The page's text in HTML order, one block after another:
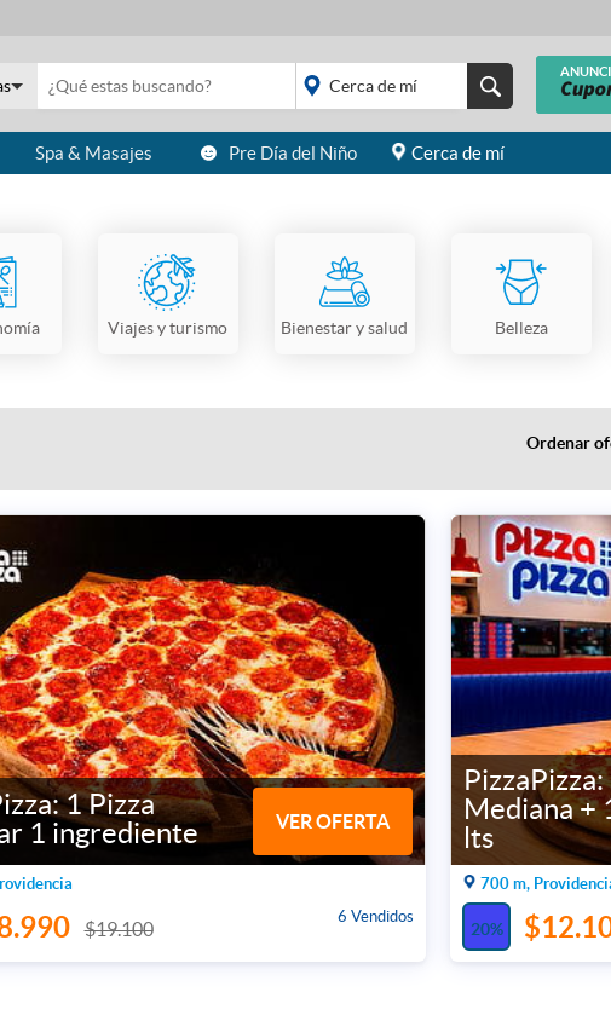
placeholder="Todo el
Spa & Masajes Pre Día del Niño Cerca de mí
Viajes y turismo Bienestar y salud Belleza
Ordenar
1 Pizza
1 ingrediente
VER OFERTA
6 Vendidos
$19.100
Mediana +
lts
700 m,
20%